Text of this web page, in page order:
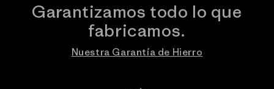
Garantizamos todo lo que
fabricamos.
Nuestra Garantía de Hierro